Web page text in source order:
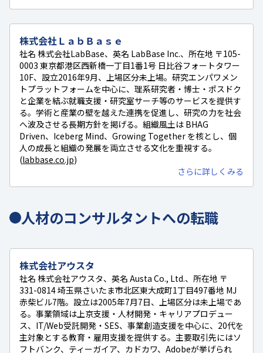
株式会社ＬａｂＢａｓｅ
社名 株式会社LabBase、英名 LabBase Inc.、所在地 〒105-
0003 東京都港区西新橋一丁目1番1号 日比谷フォートタワー
10F、設立2016年9月、上場区分未上場。研究エンパワメン
トプラットフォームを中心に、理系研究者・博士・ポスドク
と企業を結ぶ就職支援・研究室サーチ等のサービスを提供す
る。学術と産業の壁を越えた連携を促進し、研究の力を社会
へ波及させる長期方針を掲げる。組織風土は BHAG
Driven、Iceberg Mind、Growing Together を核とし、個
人の成長と組織の発展を両立させる文化を重視する。
(labbase.co.jp)
さらに詳しくみる
人材のコンサルタントへの転職
株式会社アウスタ
社名 株式会社アウスタ、英名 Austa Co., Ltd.、所在地 〒
331-0814 埼玉県さいたま市北区東大成町1丁目497番地 MJ
赤柴ビル7階。設立は2005年7月7日、上場区分は未上場であ
る。事業領域は上京支援・人材開発・キャリアプロデュー
ス、IT/Web受託開発・SES、事業創造支援を中心に、20代を
主対象とする教育・雇用支援を提供する。主要取引先にはソ
フトバンク、ティーガイア、カドカワ、Adobeが挙げられ